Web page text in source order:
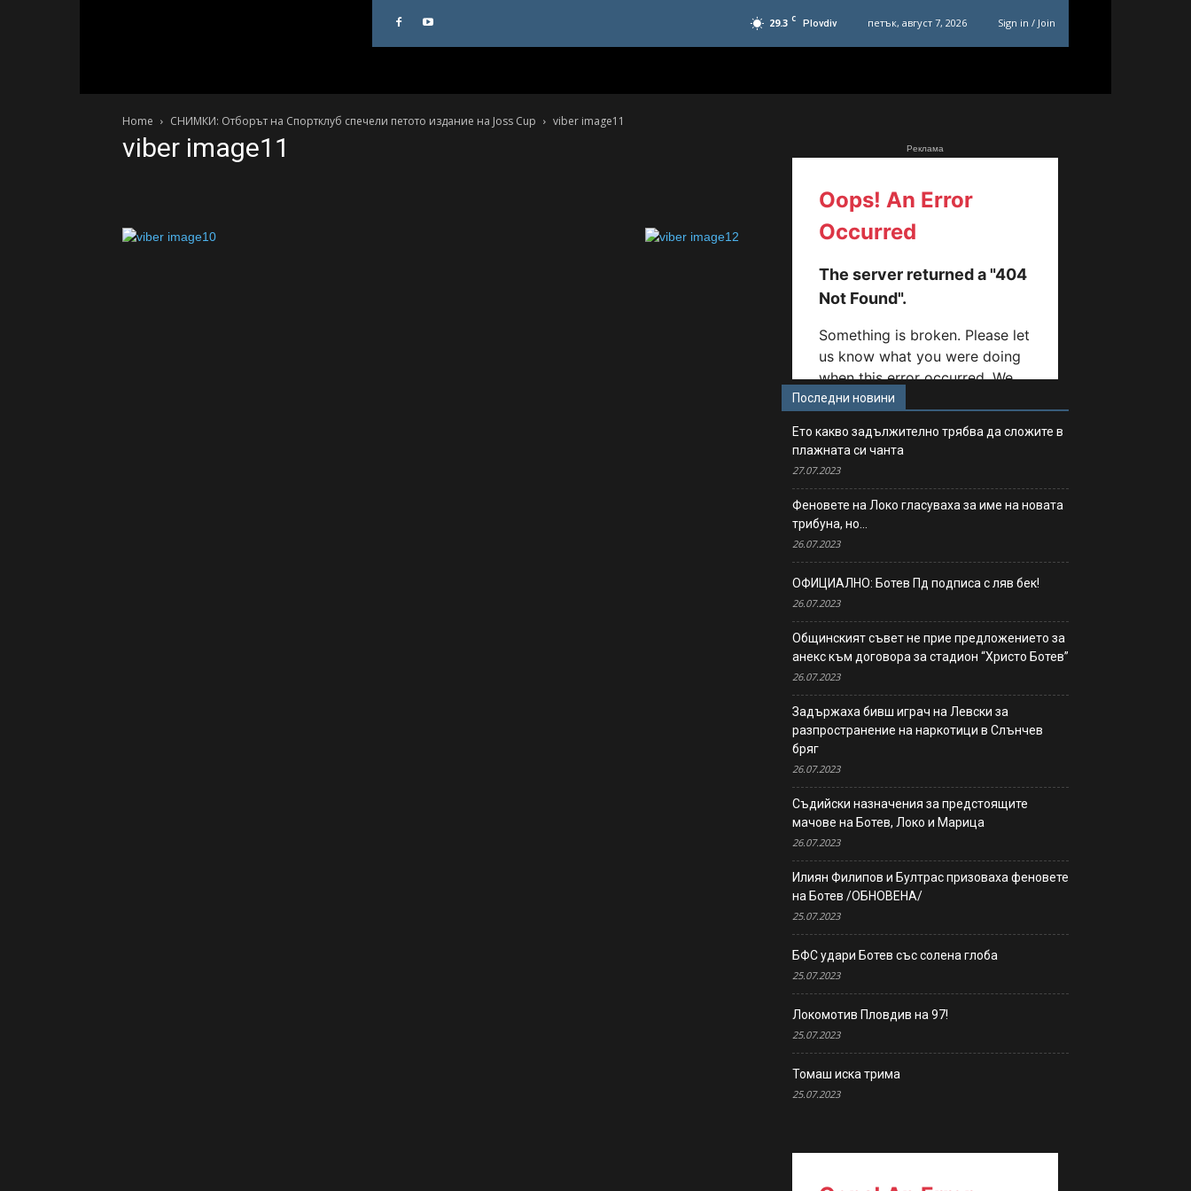
29.3 C Plovdiv петък, август 7, 2026 Sign in / Join
Home СНИМКИ: Отборът на Спортклуб спечели петото издание на Joss Cup viber image11
viber image11 Реклама
Последни новини
Ето какво задължително трябва да сложите в
плажната си чанта
27.07.2023
Феновете на Локо гласуваха за име на новата
трибуна, но…
26.07.2023
ОФИЦИАЛНО: Ботев Пд подписа с ляв бек!
26.07.2023
Общинският съвет не прие предложението за
анекс към договора за стадион “Христо Ботев”
26.07.2023
Задържаха бивш играч на Левски за
разпространение на наркотици в Слънчев
бряг
26.07.2023
Съдийски назначения за предстоящите
мачове на Ботев, Локо и Марица
26.07.2023
Илиян Филипов и Бултрас призоваха феновете
на Ботев /ОБНОВЕНА/
25.07.2023
БФС удари Ботев със солена глоба
25.07.2023
Локомотив Пловдив на 97!
25.07.2023
Томаш иска трима
25.07.2023